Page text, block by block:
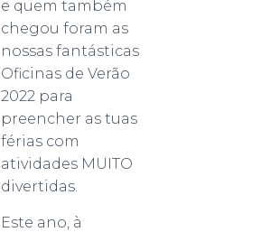
e quem também
chegou foram as
nossas fantásticas
Oficinas de Verão
2022 para
preencher as tuas
férias com
atividades MUITO
divertidas.
Este ano, à